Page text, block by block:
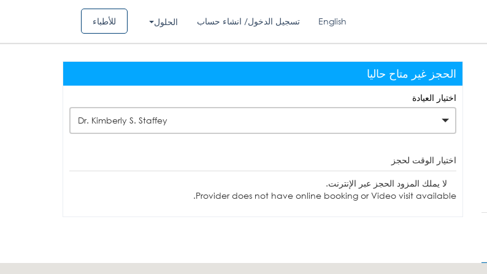
للأطباء الحلول تسجيل الدخول/ انشاء حساب English
الحجز غير متاح حاليا
اختيار العيادة
Dr. Kimberly S. Staffey
اختيار الوقت لحجز
لا يملك المزود الحجز عبر الإنترنت.
Provider does not have online booking or Video visit available.